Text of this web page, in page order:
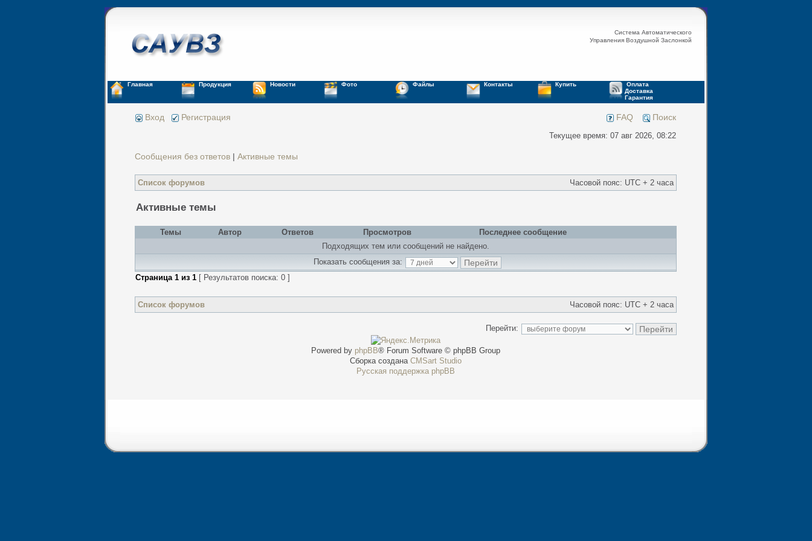
Система Автоматического
Управления Воздушной Заслонкой
Главная Продукция Новости Фото Файлы Контакты Купить
Оплата
Доставка
Гарантия
Вход Регистрация FAQ Поиск
Текущее время: 07 авг 2026, 08:22
Сообщения без ответов |Активные темы
Список форумов Часовой пояс: UTC + 2 часа
Активные темы
Темы Автор Ответов Просмотров
Последнее сообщение
Подходящих тем или сообщений не найдено.
Показать сообщения за:
Страница1 из1 [ Результатов поиска: 0 ]
Список форумов Часовой пояс: UTC + 2 часа
Перейти:
Powered by phpBB® Forum Software © phpBB Group
Сборка созданаCMSart Studio
Русская поддержка phpBB